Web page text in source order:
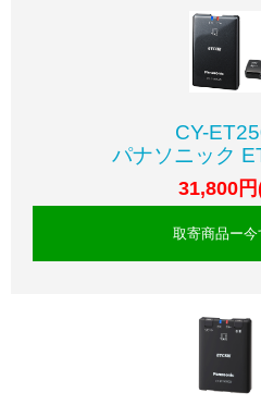
CY-
パナソニック
31,800
取寄商品ー今